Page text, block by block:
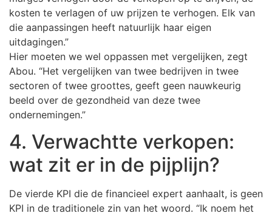
kosten te verlagen of uw prijzen te verhogen. Elk van
die aanpassingen heeft natuurlijk haar eigen
uitdagingen.”
Hier moeten we wel oppassen met vergelijken, zegt
Abou. “Het vergelijken van twee bedrijven in twee
sectoren of twee groottes, geeft geen nauwkeurig
beeld over de gezondheid van deze twee
ondernemingen.”
4. Verwachtte verkopen:
wat zit er in de pijplijn?
De vierde KPI die de financieel expert aanhaalt, is geen
KPI in de traditionele zin van het woord. “Ik noem het